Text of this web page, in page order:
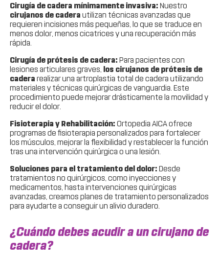
Cirugía de cadera mínimamente invasiva: Nuestro
cirujanos de cadera utilizan técnicas avanzadas que
requieren incisiones más pequeñas, lo que se traduce en
menos dolor, menos cicatrices y una recuperación más
rápida.
Cirugía de prótesis de cadera: Para pacientes con
lesiones articulares graves, los cirujanos de prótesis de
cadera realizar una artroplastia total de cadera utilizando
materiales y técnicas quirúrgicas de vanguardia. Este
procedimiento puede mejorar drásticamente la movilidad y
reducir el dolor.
Fisioterapia y Rehabilitación: Ortopedia AICA ofrece
programas de fisioterapia personalizados para fortalecer
los músculos, mejorar la flexibilidad y restablecer la función
tras una intervención quirúrgica o una lesión.
Soluciones para el tratamiento del dolor: Desde
tratamientos no quirúrgicos, como inyecciones y
medicamentos, hasta intervenciones quirúrgicas
avanzadas, creamos planes de tratamiento personalizados
para ayudarte a conseguir un alivio duradero.
¿Cuándo debes acudir a un cirujano de
cadera?